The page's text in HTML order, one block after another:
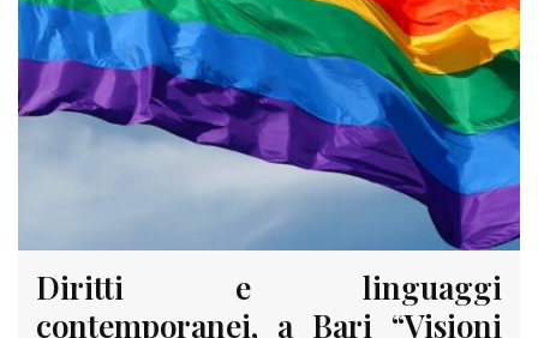
Diritti e linguaggi
contemporanei, a Bari “Visioni